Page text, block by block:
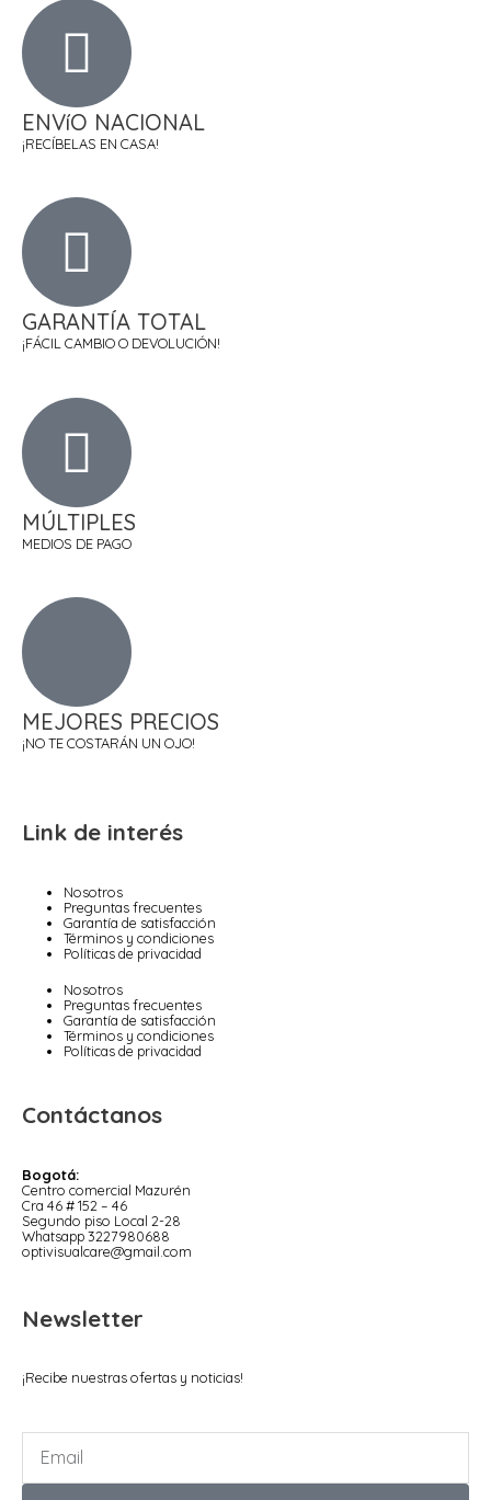
ENVíO NACIONAL
¡RECÍBELAS EN CASA!
GARANTÍA TOTAL
¡FÁCIL CAMBIO O DEVOLUCIÓN!
MÚLTIPLES
MEDIOS DE PAGO
MEJORES PRECIOS
¡NO TE COSTARÁN UN OJO!
Link de interés
Nosotros
Preguntas frecuentes
Garantía de satisfacción
Términos y condiciones
Políticas de privacidad
Nosotros
Preguntas frecuentes
Garantía de satisfacción
Términos y condiciones
Políticas de privacidad
Contáctanos
Bogotá:
Centro comercial Mazurén
Cra 46 # 152 – 46
Segundo piso Local 2-28
Whatsapp 3227980688
optivisualcare@gmail.com
Newsletter
¡Recibe nuestras ofertas y noticias!